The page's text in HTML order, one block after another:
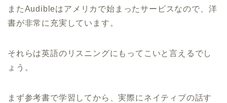
またAudibleはアメリカで始まったサービスなので、洋
書が非常に充実しています。
それらは英語のリスニングにもってこいと言えるでし
ょう。
まず参考書で学習してから、実際にネイティブの話す